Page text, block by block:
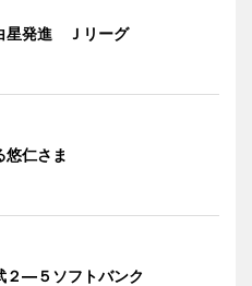
星発進 Ｊリーグ
悠仁さま
２―５ソフトバンク